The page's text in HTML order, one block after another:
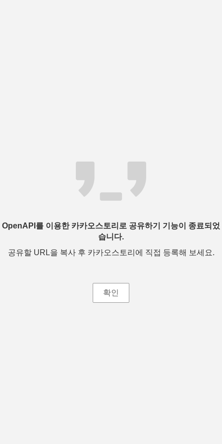
OpenAPI를 이용한 카카오스토리로 공유하기 기능이 종료되었
습니다.
공유할 URL을 복사 후 카카오스토리에 직접 등록해 보세요.
확인